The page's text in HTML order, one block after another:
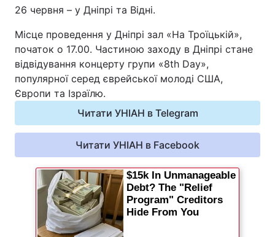
Здоров'я Туризм
Цікавинки Погода
Відео з Youtube
Інтерв'ю Думки
Архів Вакансії
Контакти
ПОСЛУГИ
26 червня – у Дніпрі та Відні.
Місце проведення у Дніпрі зал «На Троїцькій»,
початок о 17.00. Частиною заходу в Дніпрі стане
відвідування концерту групи «8th Day»,
популярної серед єврейської молоді США,
Європи та Ізраїлю.
Читати УНІАН в Telegram
Читати УНІАН в Facebook